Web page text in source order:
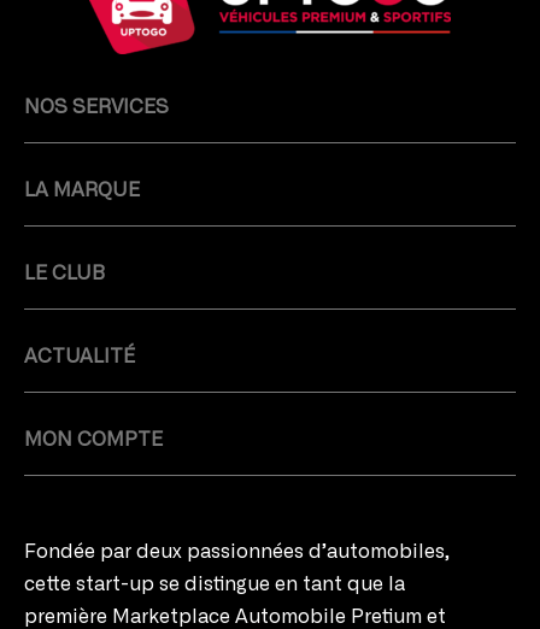
NOS SERVICES
LA MARQUE
LE CLUB
ACTUALITÉ
MON COMPTE
Fondée par deux passionnées d’automobiles,
cette start-up se distingue en tant que la
première Marketplace Automobile Pretium et